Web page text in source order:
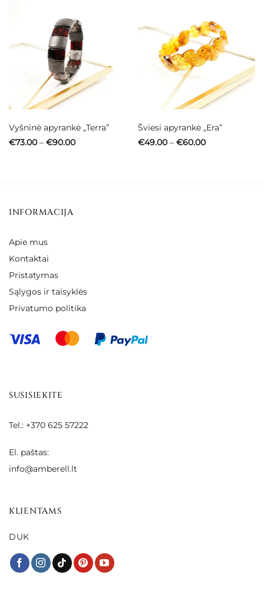
Vyšninė apyrankė „Terra”
€73.00 – €90.00Price
Šviesi apyrankė „Era”
€49.00 – €60.00Price
INFORMACIJA
Apie mus
Kontaktai
Pristatymas
Sąlygos ir taisyklės
Privatumo politika
SUSISIEKITE
Tel.: +370 625 57222
El. paštas:
info@amberell.lt
KLIENTAMS
DUK